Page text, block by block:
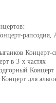
рапсодия,
Концерт-
в 3-х частях
Концерт
для